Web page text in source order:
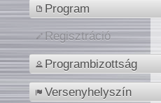
Program
Regisztráció
Programbizottság
Versenyhelyszín